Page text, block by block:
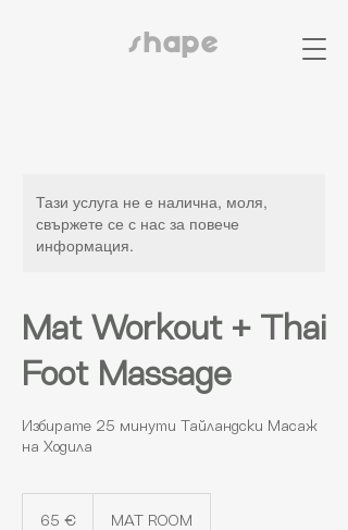
shape
Тази услуга не е налична, моля,
свържете се с нас за повече
информация.
Mat Workout + Thai
Foot Massage
Избирате 25 минути Тайландски Масаж
на Ходила
65 € MAT ROOM